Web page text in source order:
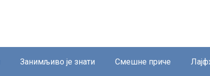
Занимљиво је знати Смешне приче